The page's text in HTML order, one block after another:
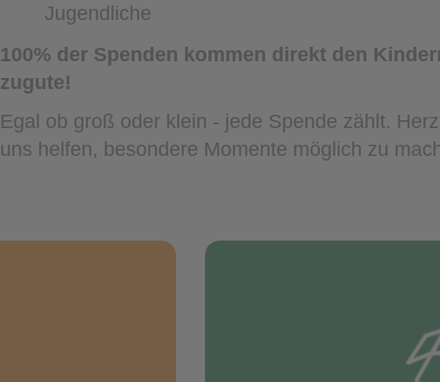
Jugendliche
100% der Spenden kommen direkt den
zugute!
Egal ob groß oder klein - jede Spende zählt.
uns helfen, besondere Momente möglich zu